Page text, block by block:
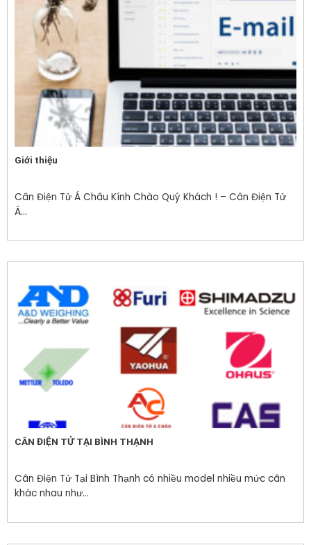
Giới thiệu
Cân Điện Tử Á Châu Kính Chào Quý Khách ! – Cân Điện Tử
Á...
CÂN ĐIỆN TỬ TẠI BÌNH THẠNH
Cân Điện Tử Tại Bình Thạnh có nhiều model nhiều mức cân
khác nhau như...